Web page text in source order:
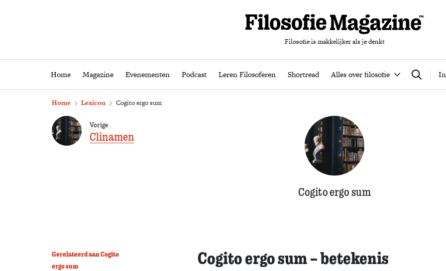
Filosofie is makkelijker als je denkt
Home Magazine Evenementen Podcast Leren Filosoferen Shortread Alles over filosofie Zoeken
Home Magazine Evenementen Podcast Leren Filosoferen Shortread Alles over
Home Lexicon Cogito ergo sum
Vorige
Clinamen
Cogito ergo sum
Gerelateerd aan Cogito
ergo sum
Cogito ergo sum – betekenis